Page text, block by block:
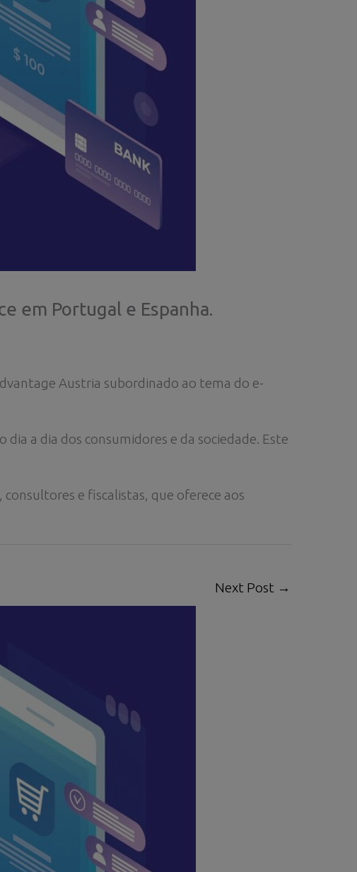
em Portugal e Espanha.
Austria subordinado ao tema do e-
a dia dos consumidores e da sociedade. Este
e fiscalistas, que oferece aos
Next Post →